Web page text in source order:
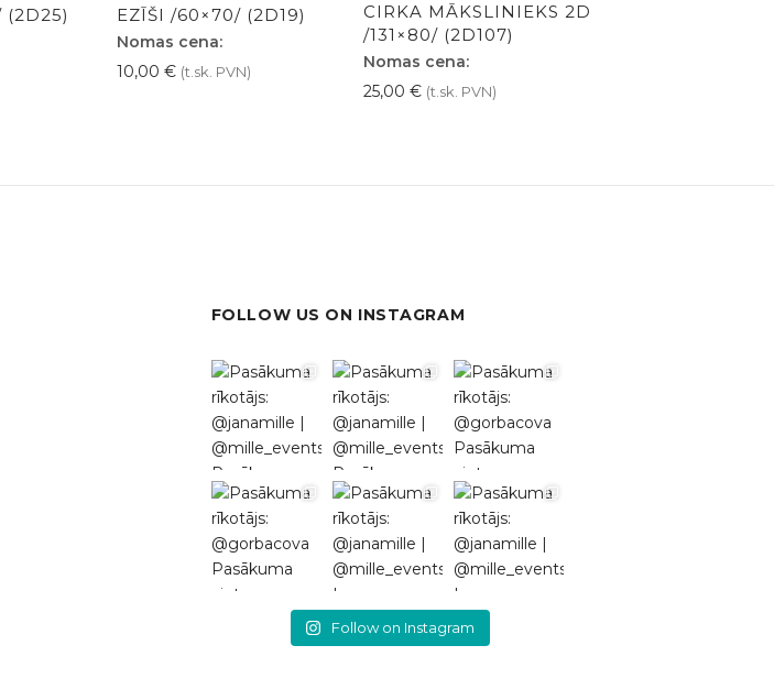
(2D25) EZĪŠI /60×70/ (2D19)
Nomas cena:
10,00 € (t.sk. PVN)
CIRKA MĀKSLINIEKS 2D
/131×80/ (2D107)
Nomas cena:
25,00 € (t.sk. PVN)
FOLLOW US ON INSTAGRAM
Follow on Instagram